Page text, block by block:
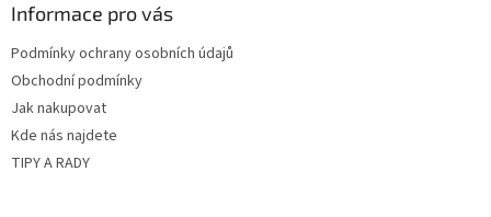
Informace pro vás
Podmínky ochrany osobních údajů
Obchodní podmínky
Jak nakupovat
Kde nás najdete
TIPY A RADY